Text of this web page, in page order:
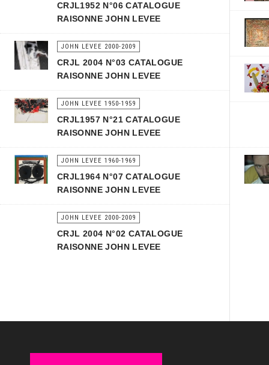
CRJL1952 N°06 CATALOGUE
RAISONNE JOHN LEVEE
JOHN LEVEE 2000-2009
CRJL 2004 N°03 CATALOGUE
RAISONNE JOHN LEVEE
JOHN LEVEE 1950-1959
CRJL1957 N°21 CATALOGUE
RAISONNE JOHN LEVEE
JOHN LEVEE 1960-1969
CRJL1964 N°07 CATALOGUE
RAISONNE JOHN LEVEE
JOHN LEVEE 2000-2009
CRJL 2004 N°02 CATALOGUE
RAISONNE JOHN LEVEE